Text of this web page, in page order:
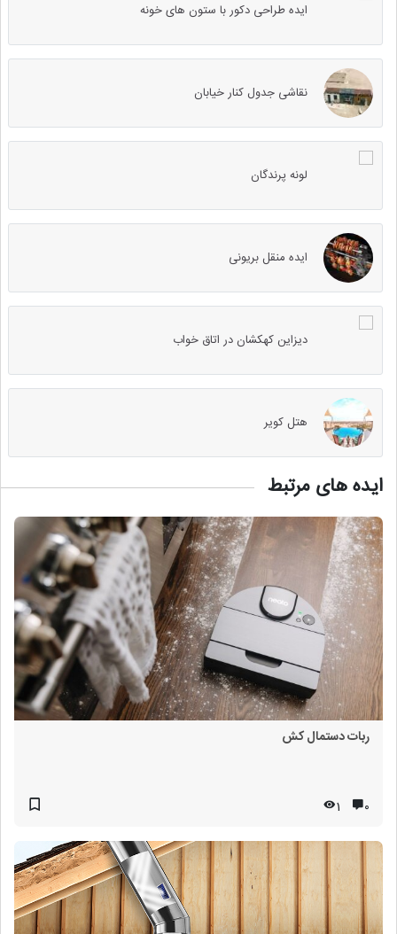
ایده طراحی دکور با ستون های خونه
نقاشی جدول کنار خیابان
لونه پرندگان
ایده منقل بریونی
دیزاین کهکشان در اتاق خواب
هتل کویر
ایده های مرتبط
ربات دستمال کش
۰ 1